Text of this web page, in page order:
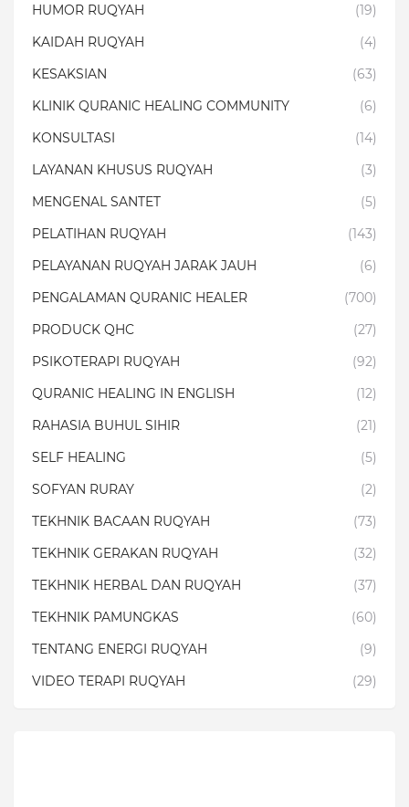
HUMOR RUQYAH
(19)
KAIDAH RUQYAH
(4)
KESAKSIAN
(63)
KLINIK QURANIC HEALING COMMUNITY
(6)
KONSULTASI
(14)
LAYANAN KHUSUS RUQYAH
(3)
MENGENAL SANTET
(5)
PELATIHAN RUQYAH
(143)
PELAYANAN RUQYAH JARAK JAUH
(6)
PENGALAMAN QURANIC HEALER
(700)
PRODUCK QHC
(27)
PSIKOTERAPI RUQYAH
(92)
QURANIC HEALING IN ENGLISH
(12)
RAHASIA BUHUL SIHIR
(21)
SELF HEALING
(5)
SOFYAN RURAY
(2)
TEKHNIK BACAAN RUQYAH
(73)
TEKHNIK GERAKAN RUQYAH
(32)
TEKHNIK HERBAL DAN RUQYAH
(37)
TEKHNIK PAMUNGKAS
(60)
TENTANG ENERGI RUQYAH
(9)
VIDEO TERAPI RUQYAH
(29)